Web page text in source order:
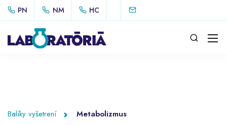
PN NM HC
Balíky vyšetrení Metabolizmus